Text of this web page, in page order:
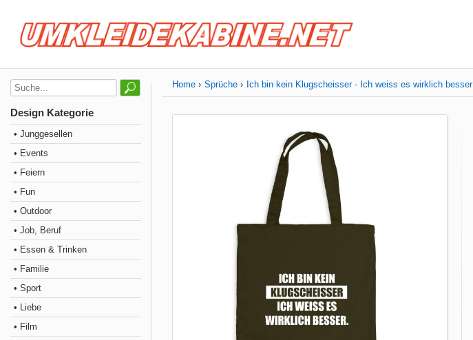
Design Kategorie
• Junggesellen
• Events
• Feiern
• Fun
• Outdoor
• Job, Beruf
• Essen & Trinken
• Familie
• Sport
• Liebe
• Film
Home Sprüche Ich bin kein Klugscheisser - Ich weiss es wirklich besser